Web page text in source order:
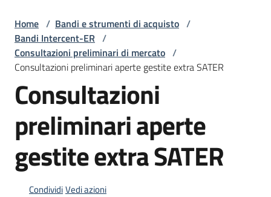
telematici
Bandi
e
strumenti
di
acquisto
Home / Bandi e strumenti di acquisto /
Bandi Intercent-ER /
Consultazioni preliminari di mercato /
Consultazioni preliminari aperte gestite extra SATER
Consultazioni
preliminari aperte
gestite extra SATER
CondividiVedi azioni